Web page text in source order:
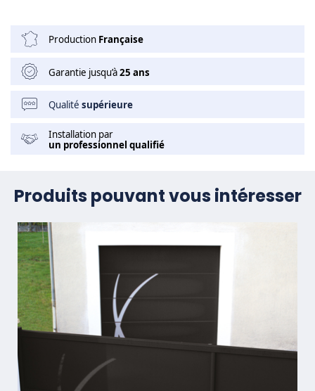
Production Française
Garantie jusqu’à25 ans
Qualité supérieure
Installation par
un professionnel qualifié
Produits pouvant vous intéresser